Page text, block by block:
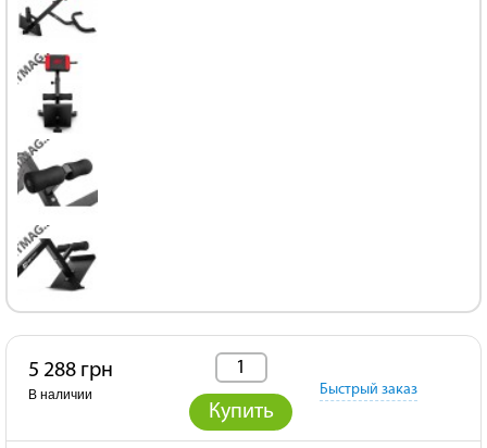
5 288 грн
В наличии
Купить
Быстрый заказ